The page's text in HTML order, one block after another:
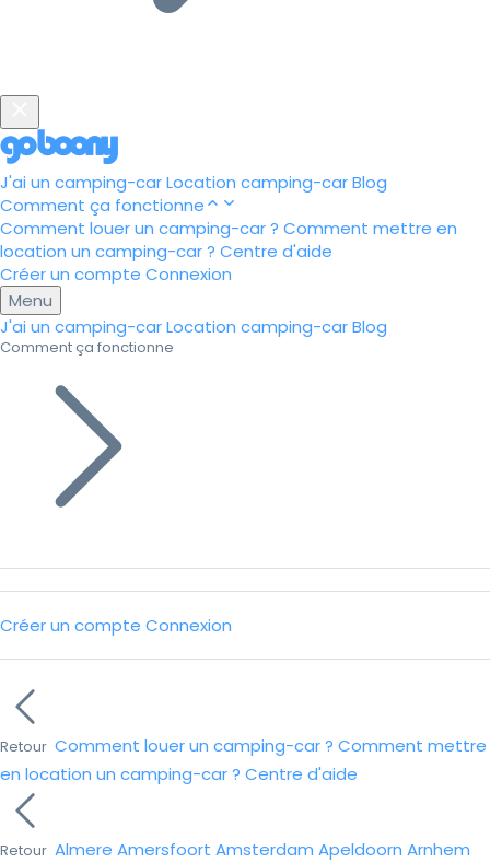
J'ai un camping-carLocation camping-carBlog
Comment ça fonctionne
Comment louer un camping-car ? Comment mettre en
location un camping-car ? Centre d'aide
Créer un compte Connexion
Menu
J'ai un camping-carLocation camping-carBlog
Comment ça fonctionne
Créer un compte Connexion
Retour Comment louer un camping-car ? Comment mettre
en location un camping-car ? Centre d'aide
Retour Almere Amersfoort Amsterdam Apeldoorn Arnhem